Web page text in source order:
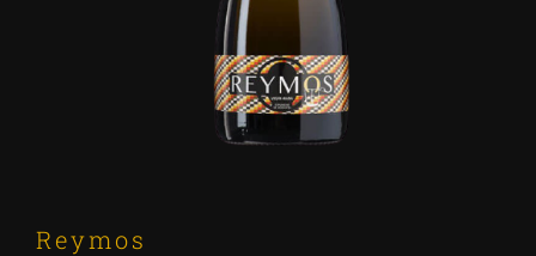
Reymos